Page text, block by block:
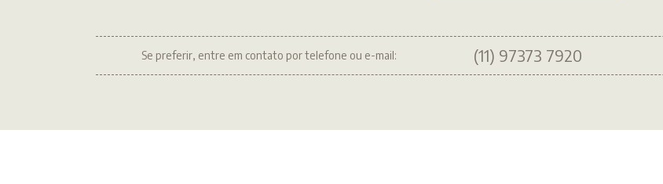
Se preferir, entre em contato por telefone ou e-mail: (11) 97373 7920